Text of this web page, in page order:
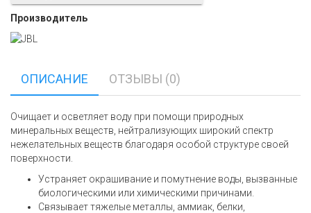
Производитель
ОПИСАНИЕ ОТЗЫВЫ (0)
Очищает и осветляет воду при помощи природных
минеральных веществ, нейтрализующих широкий спектр
нежелательных веществ благодаря особой структуре своей
поверхности.
Устраняет окрашивание и помутнение воды, вызванные
биологическими или химическими причинами.
Связывает тяжелые металлы, аммиак, белки,